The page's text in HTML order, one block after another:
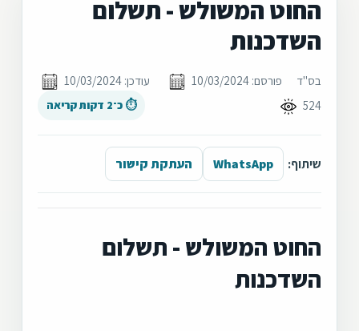
החוט המשולש - תשלום
השדכנות
בס"ד פורסם: 10/03/2024
עודכן: 10/03/2024
524
⏱ כ־2 דקות קריאה
שיתוף: WhatsApp העתקת קישור
החוט המשולש - תשלום
השדכנות